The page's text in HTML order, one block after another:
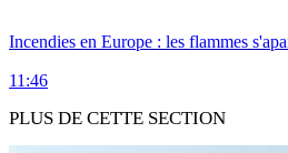
Incendies en Europe : les flammes
11:46
PLUS DE CETTE SECTION